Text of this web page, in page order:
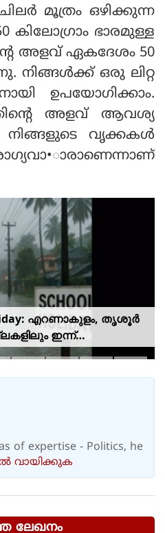
മൂത്രം ഒഴിക്കുന്ന
ഭാരമുള്ള
അളവ് ഏകദേശം 50
നിങ്ങള്‍ക്ക് ഒരു ലിറ്റ
ഉപയോഗിക്കാം.
അളവ് ആവശ്യ
നിങ്ങളുടെ വൃക്കകള്‍
എറണാകുളം, തൃശൂർ
ഇന്ന്
of expertise - Politics, he
വായിക്കുക
ലേഖനം